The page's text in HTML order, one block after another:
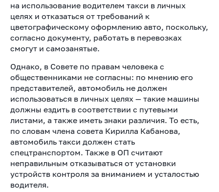
на использование водителем такси в личных
целях и отказаться от требований к
цветографическому оформлению авто, поскольку,
согласно документу, работать в перевозках
смогут и самозанятые.
Однако, в Совете по правам человека с
общественниками не согласны: по мнению его
представителей, автомобиль не должен
использоваться в личных целях — такие машины
должны ездить в соответствии с путевыми
листами, а также иметь знаки различия. То есть,
по словам члена совета Кирилла Кабанова,
автомобиль такси должен стать
спецтранспортом. Также в ОП считают
неправильным отказываться от установки
устройств контроля за вниманием и усталостью
водителя.